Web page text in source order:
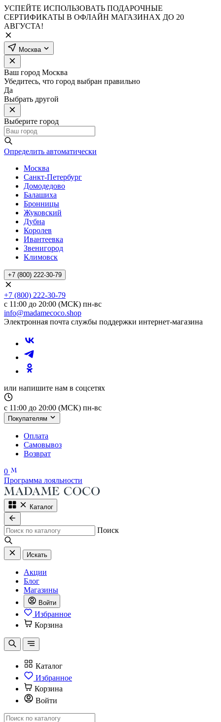
УСПЕЙТЕ ИСПОЛЬЗОВАТЬ ПОДАРОЧНЫЕ
СЕРТИФИКАТЫ В ОФЛАЙН МАГАЗИНАХ ДО 20
АВГУСТА!
Москва
Ваш город Москва
Убедитесь, что город выбран правильно
Да
Выбрать другой
Выберите город
Определить автоматически
Москва
Санкт-Петербург
Домодедово
Балашиха
Бронницы
Жуковский
Дубна
Королев
Ивантеевка
Звенигород
Климовск
+7 (800) 222-30-79
+7 (800) 222-30-79
с 11:00 до 20:00 (МСК) пн-вс
info@madamecoco.shop
Электронная почта службы поддержки интернет-магазина
или напишите нам в соцсетях
с 11:00 до 20:00 (МСК) пн-вс
Покупателям
Оплата
Самовывоз
Возврат
0
Программа лояльности
Каталог
Поиск
Искать
Акции
Блог
Магазины
Войти
Избранное
Корзина
Каталог
Избранное
Корзина
Войти